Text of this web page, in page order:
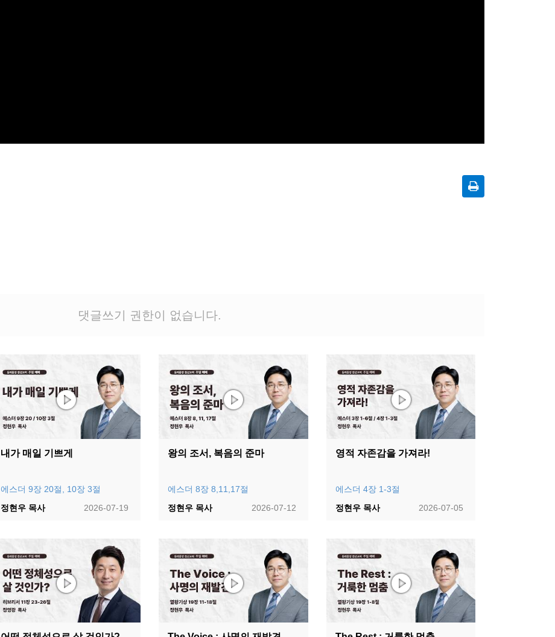
댓글쓰기 권한이 없습니다.
내가 매일 기쁘게
에스더 9장 20절, 10장 3절
2026-07-19
정현우 목사
왕의 조서, 복음의 준마
에스더 8장 8,11,17절
2026-07-12
정현우 목사
영적 자존감을 가져라!
에스더 4장 1-3절
2026-07-05
정현우 목사